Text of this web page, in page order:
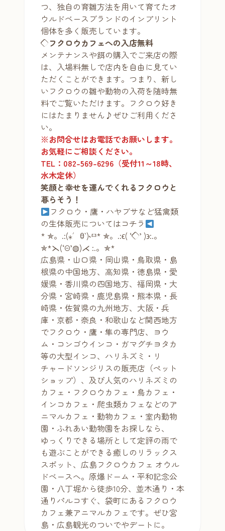
つ、独自の育雛方法を用いて育てたオ
ウルドベースブランドのインプリント
個体を多く販売しています。
◇フクロウカフェへの入店無料
メンテナンスや餌の購入でご来店の際
は、入場料無しで店内を自由に見てい
ただくことができます。つまり、新し
いフクロウの雛や動物の入荷を随時無
料でご覧いただけます。フクロウ好き
にはたまりません♪ぜひご利用くださ
い。
※お問合せはお電話でお願いします。
お気軽にご相談ください。
TEL：082-569-6296（受付11～18時、
水木定休）
笑顔と幸せを運んでくれるフクロウと
暮らそう！
フクロウ・鷹・ハヤブサなど猛禽類
の生体販売についてはコチラ
* ✯。.:(⁎′ꃪ‵)˞ᵋᵌ* ✯。.:ϵ( ‘◇’ )϶:.。
✯*⋋(‘Θ’◍)⋌ :.。✯*
広島県・山口県・岡山県・鳥取県・島
根県の中国地方、高知県・徳島県・愛
媛県・香川県の四国地方、福岡県・大
分県・宮崎県・鹿児島県・熊本県・長
崎県・佐賀県の九州地方、大阪・兵
庫・京都・奈良・和歌山など関西地方
でフクロウ・鷹・隼の専門店、ヨウ
ム・コンゴウインコ・ガマグチヨタカ
等の大型インコ、ハリネズミ・リ
チャードソンジリスの販売店（ペット
ショップ）、及び人気のハリネズミの
カフェ・フクロウカフェ・鳥カフェ・
インコカフェ・爬虫類カフェなどのア
ニマルカフェ・動物カフェ・室内動物
園・ふれあい動物園をお探しなら、
ゆっくりできる場所として定評の雨で
も遊ぶことができる癒しのリラックス
スポット、広島フクロウカフェ オウル
ドベースへ。原爆ドーム・平和記念公
園・八丁堀から徒歩10分、並木通り・本
通りパルコすぐ、袋町にあるフクロウ
カフェ兼アニマルカフェです。ぜひ宮
島・広島観光のついでやデートに。